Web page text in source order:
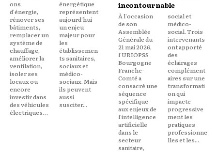
ons
d'énergie,
rénover ses
bâtiments,
remplacer un
système de
chauffage,
améliorer la
ventilation,
isoler ses
locaux ou
encore
investir dans
des véhicules
électriques…
énergétique
représentent
aujourd'hui
un enjeu
majeur pour
les
établissemen
ts sanitaires,
sociaux et
médico-
sociaux. Mais
ils peuvent
aussi
susciter...
incontournable
À l'occasion
de son
Assemblée
Générale du
21 mai 2026,
l'URIOPSS
Bourgogne
Franche-
Comté a
consacré une
séquence
spécifique
aux enjeux de
l'intelligence
artificielle
dans le
secteur
sanitaire,
social et
médico-
social. Trois
intervenants
ont apporté
des
éclairages
complément
aires sur une
transformati
on qui
impacte
progressive
ment les
pratiques
professionne
lles et les...